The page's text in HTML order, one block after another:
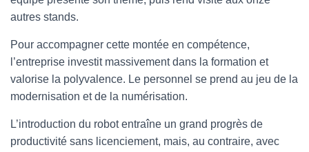
autres stands.
Pour accompagner cette montée en compétence,
l’entreprise investit massivement dans la formation et
valorise la polyvalence. Le personnel se prend au jeu de la
modernisation et de la numérisation.
L’introduction du robot entraîne un grand progrès de
productivité sans licenciement, mais, au contraire, avec